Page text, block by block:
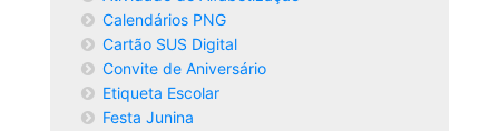
Calendários PNG
Cartão SUS Digital
Convite de Aniversário
Etiqueta Escolar
Festa Junina